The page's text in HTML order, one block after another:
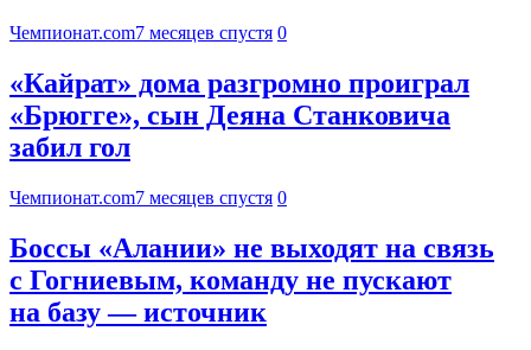
Чемпионат.com7 месяцев спустя 0
«Кайрат» дома разгромно проиграл
«Брюгге», сын Деяна Станковича
забил гол
Чемпионат.com7 месяцев спустя 0
Боссы «Алании» не выходят на связь
с Гогниевым, команду не пускают
на базу — источник